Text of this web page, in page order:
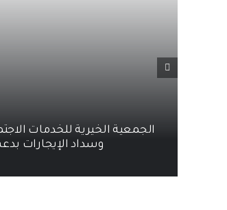
الجمعية الخيرية للخدمات
وسداد الإيجارات